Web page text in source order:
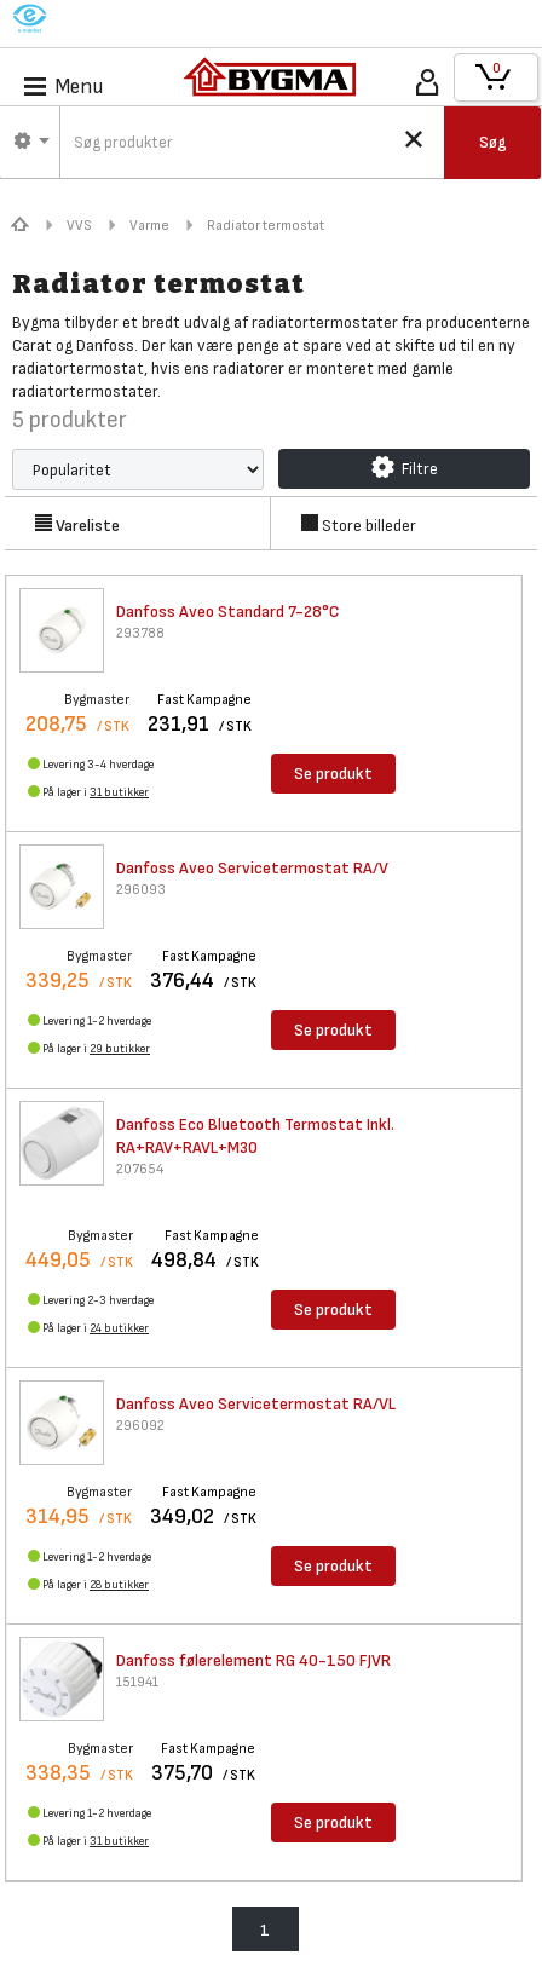
M
Menu
Søg
0
VVS Varme Radiator termostat
Radiator termostat
Bygma tilbyder et bredt udvalg af radiatortermostater fra producenterne
Carat og Danfoss. Der kan være penge at spare ved at skifte ud til en ny
radiatortermostat, hvis ens radiatorer er monteret med gamle
radiatortermostater.
5 produkter
Filtre
Vareliste Store billeder
Danfoss Aveo Standard 7-28°C
293788
Bygmaster
208,75 / STK
Fast Kampagne
231,91 / STK
Levering 3-4 hverdage
På lager i 31 butikker
Se produkt
Danfoss Aveo Servicetermostat RA/V
296093
Bygmaster
339,25 / STK
Fast Kampagne
376,44 / STK
Levering 1-2 hverdage
På lager i 29 butikker
Se produkt
Danfoss Eco Bluetooth Termostat Inkl.
RA+RAV+RAVL+M30
207654
Bygmaster
449,05 / STK
Fast Kampagne
498,84 / STK
Levering 2-3 hverdage
På lager i 24 butikker
Se produkt
Danfoss Aveo Servicetermostat RA/VL
296092
Bygmaster
314,95 / STK
Fast Kampagne
349,02 / STK
Levering 1-2 hverdage
På lager i 28 butikker
Se produkt
Danfoss følerelement RG 40-150 FJVR
151941
Bygmaster
338,35 / STK
Fast Kampagne
375,70 / STK
Levering 1-2 hverdage
På lager i 31 butikker
Se produkt
1